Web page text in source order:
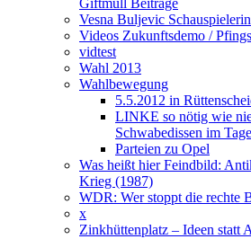
Giftmüll Beiträge
Vesna Buljevic Schauspielerin
Videos Zukunftsdemo /
vidtest
Wahl 2013
Wahlbewegung
5.5.2012 in
LINKE so nötig wie
Schwabedissen im
Parteien zu Opel
Was heißt hier Feindbild:
Krieg (1987)
WDR: Wer stoppt die rechte
x
Zinkhüttenplatz – Ideen statt